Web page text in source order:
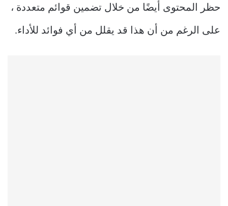
حظر المحتوى أيضًا من خلال تضمين قوائم متعددة ،
على الرغم من أن هذا قد يقلل من أي فوائد للأداء.